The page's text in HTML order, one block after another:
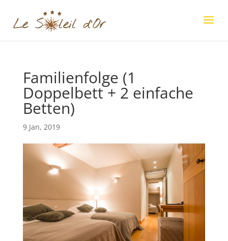
Familienfolge (1
Doppelbett + 2 einfache
Betten)
9 Jan, 2019